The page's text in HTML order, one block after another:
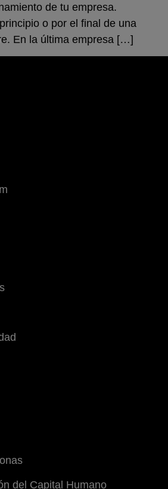
de tu empresa.
o por el final de una
En la última empresa […]
del Capital Humano